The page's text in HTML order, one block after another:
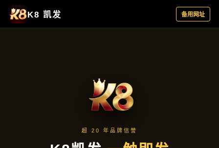
项目展示
首页 项目展示